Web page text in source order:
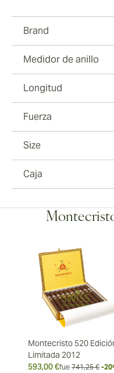
Brand
Medidor de anillo
Longitud
Fuerza
Size
Caja
Montecristo 520
Limitada 2012
593,00 €fue 741,25 € -